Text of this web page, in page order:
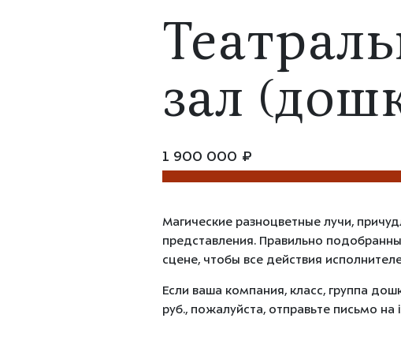
зал
1 900 000 ₽
Магические разноцветные лучи,
представления. Правильно
сцене, чтобы все действия
Если ваша компания, класс, группа
руб., пожалуйста, отправьте письмо на